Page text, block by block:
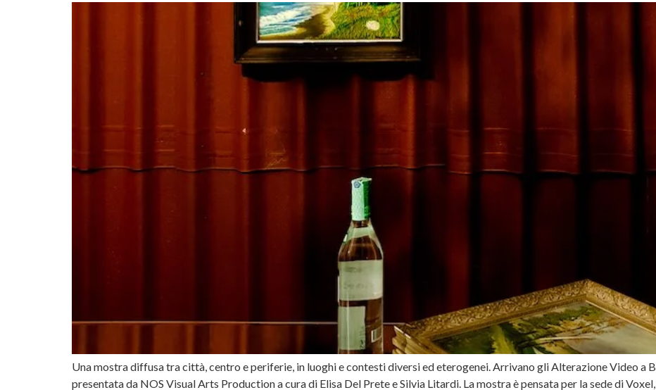
Una mostra diffusa tra città, centro e periferie, in luoghi e contesti diversi ed eterogenei. Arrivano gli Alterazione Video a
presentata da NOS Visual Arts Production a cura di Elisa Del Prete e Silvia Litardi. La mostra è pensata per la sede di